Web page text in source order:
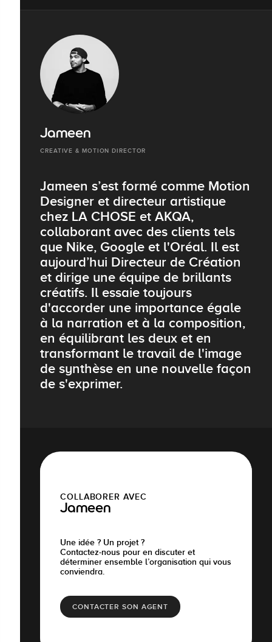
Jameen
CREATIVE & MOTION DIRECTOR
Jameen s’est formé comme Motion
Designer et directeur artistique
chez LA CHOSE et AKQA,
collaborant avec des clients tels
que Nike, Google et l'Oréal. Il est
aujourd’hui Directeur de Création
et dirige une équipe de brillants
créatifs. Il essaie toujours
d'accorder une importance égale
à la narration et à la composition,
en équilibrant les deux et en
transformant le travail de l'image
de synthèse en une nouvelle façon
de s'exprimer.
COLLABORER AVEC
Jameen
Une idée ? Un projet ?
Contactez-nous pour en discuter et
déterminer ensemble l’organisation qui vous
conviendra.
CONTACTER SON AGENT